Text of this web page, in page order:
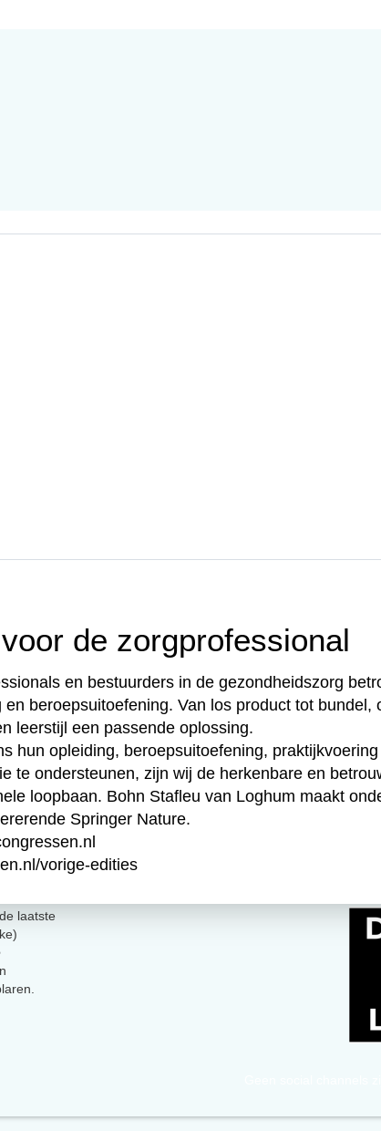
de zorgprofessional
en bestuurders in de gezondheidszorg
beroepsuitoefening. Van los product tot bundel,
leerstijl een passende oplossing.
hun opleiding, beroepsuitoefening,
te ondersteunen, zijn wij de herkenbare en
loopbaan. Bohn Stafleu van Loghum maakt
Springer Nature.
vorige-edities
laatste